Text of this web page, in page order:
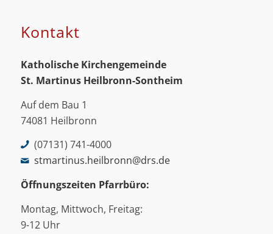
Kontakt
Katholische Kirchengemeinde
St. Martinus Heilbronn-Sontheim
Auf dem Bau 1
74081 Heilbronn
(07131) 741-4000
stmartinus.heilbronn@drs.de
Öffnungszeiten Pfarrbüro:
Montag, Mittwoch, Freitag:
9-12 Uhr